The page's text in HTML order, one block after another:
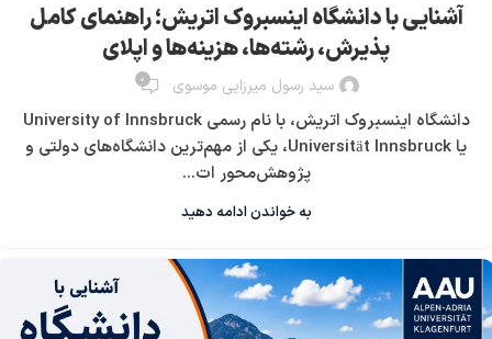
آشنایی با دانشگاه اینسبروک اتریش؛ راهنمای کامل
پذیرش، رشته‌ها، هزینه‌ها و اپلای
سید رسول میرزایی موسوی 0
دانشگاه اینسبروک اتریش، با نام رسمی University of Innsbruck
یا Universität Innsbruck، یکی از مهم‌ترین دانشگاه‌های دولتی و
پژوهش‌محور ات...
به خواندن ادامه دهید